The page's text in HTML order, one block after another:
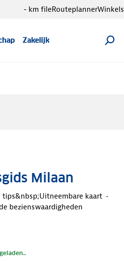
Zakelijk
- km fileRouteplannerWinkels
Milaan
tips&nbsp;Uitneembare kaart
bezienswaardigheden